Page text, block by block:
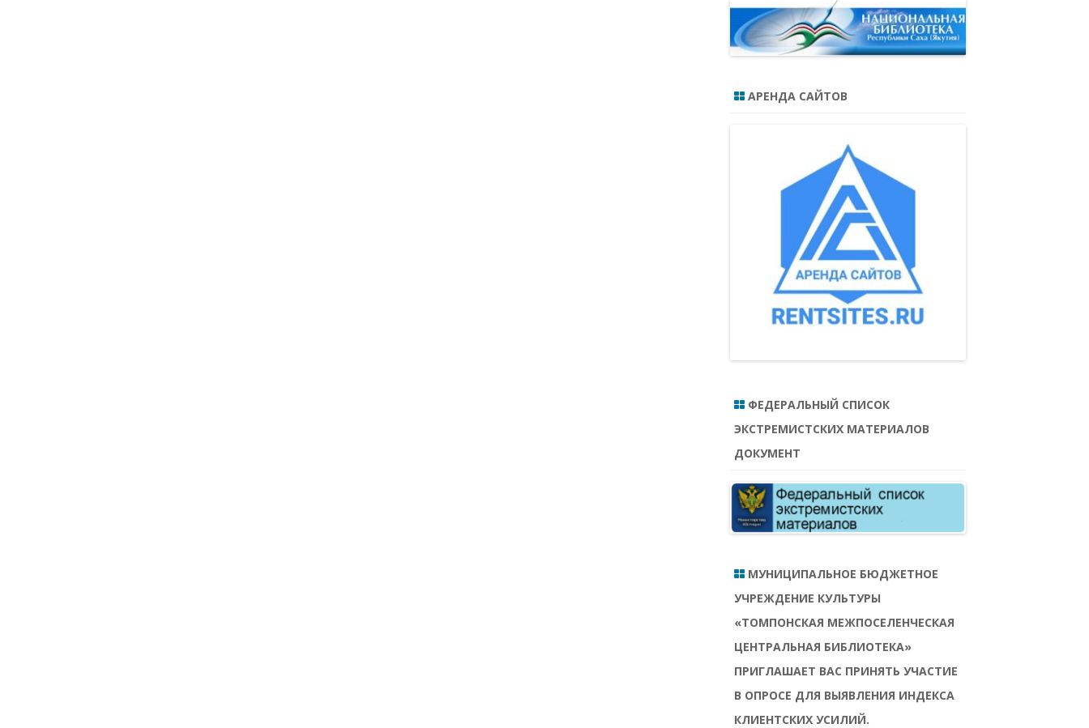
АРЕНДА САЙТОВ
ФЕДЕРАЛЬНЫЙ СПИСОК
ЭКСТРЕМИСТСКИХ МАТЕРИАЛОВ
ДОКУМЕНТ
МУНИЦИПАЛЬНОЕ БЮДЖЕТНОЕ
УЧРЕЖДЕНИЕ КУЛЬТУРЫ
«ТОМПОНСКАЯ МЕЖПОСЕЛЕНЧЕСКАЯ
ЦЕНТРАЛЬНАЯ БИБЛИОТЕКА»
ПРИГЛАШАЕТ ВАС ПРИНЯТЬ УЧАСТИЕ
В ОПРОСЕ ДЛЯ ВЫЯВЛЕНИЯ ИНДЕКСА
КЛИЕНТСКИХ УСИЛИЙ.